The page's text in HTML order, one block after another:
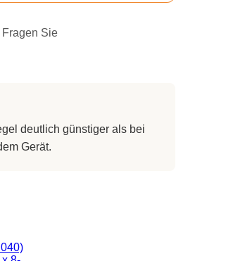
Fragen Sie
deutlich günstiger als bei
Gerät.